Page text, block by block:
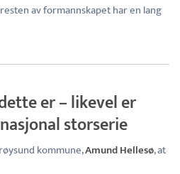
av formannskapet har en lang
er – likevel er
storserie
kommune,Amund Hellesø, at